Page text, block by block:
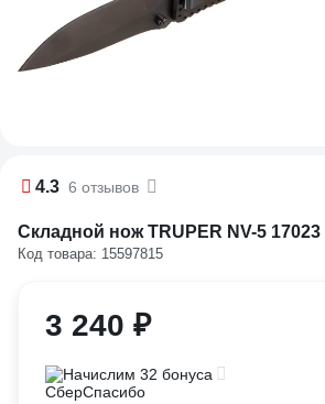
4.3 6 отзывов
Складной нож TRUPER NV-5 17023
Код товара: 15597815
3 240 ₽
Начислим 32 бонуса